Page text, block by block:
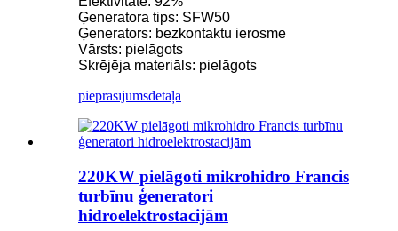
Ģeneratora tips: SFW50
Ģenerators: bezkontaktu ierosme
Vārsts: pielāgots
Skrējēja materiāls: pielāgots
pieprasījumsdetaļa
220KW pielāgoti mikrohidro Francis
turbīnu ģeneratori
hidroelektrostacijām